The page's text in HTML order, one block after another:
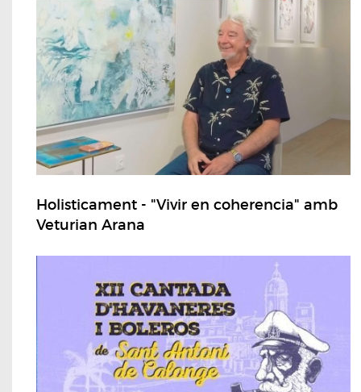
Holisticament - "Vivir en coherencia" amb
Veturian Arana